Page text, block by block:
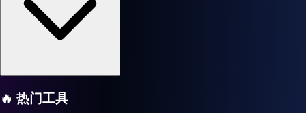
🔥 热门工具